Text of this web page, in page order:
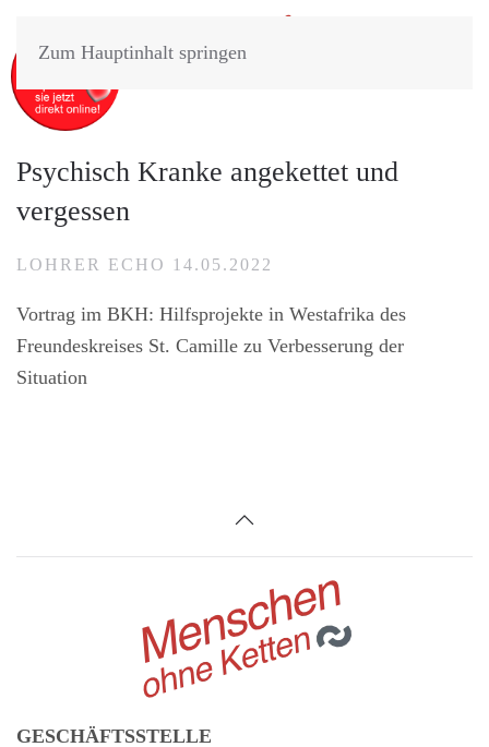
Zum Hauptinhalt springen
Psychisch Kranke angekettet und
vergessen
LOHRER ECHO 14.05.2022
Vortrag im BKH: Hilfsprojekte in Westafrika des
Freundeskreises St. Camille zu Verbesserung der
Situation
GESCHÄFTSSTELLE